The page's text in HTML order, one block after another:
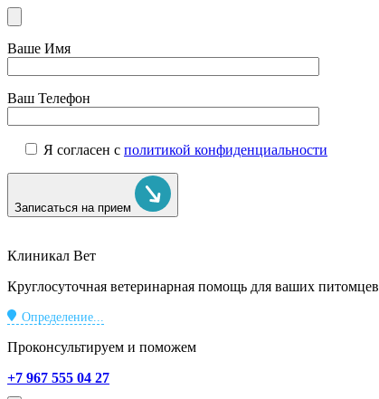
Ваше Имя
Ваш Телефон
Я согласен с политикой конфиденциальности
Записаться на прием
Клиникал Вет
Круглосуточная ветеринарная помощь для ваших питомцев
Определение...
Проконсультируем и поможем
+7 967 555 04 27